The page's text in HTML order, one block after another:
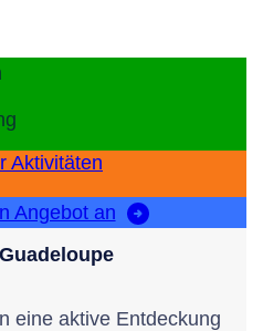
Aktivitäten
Angebot an
eine aktive Entdeckung